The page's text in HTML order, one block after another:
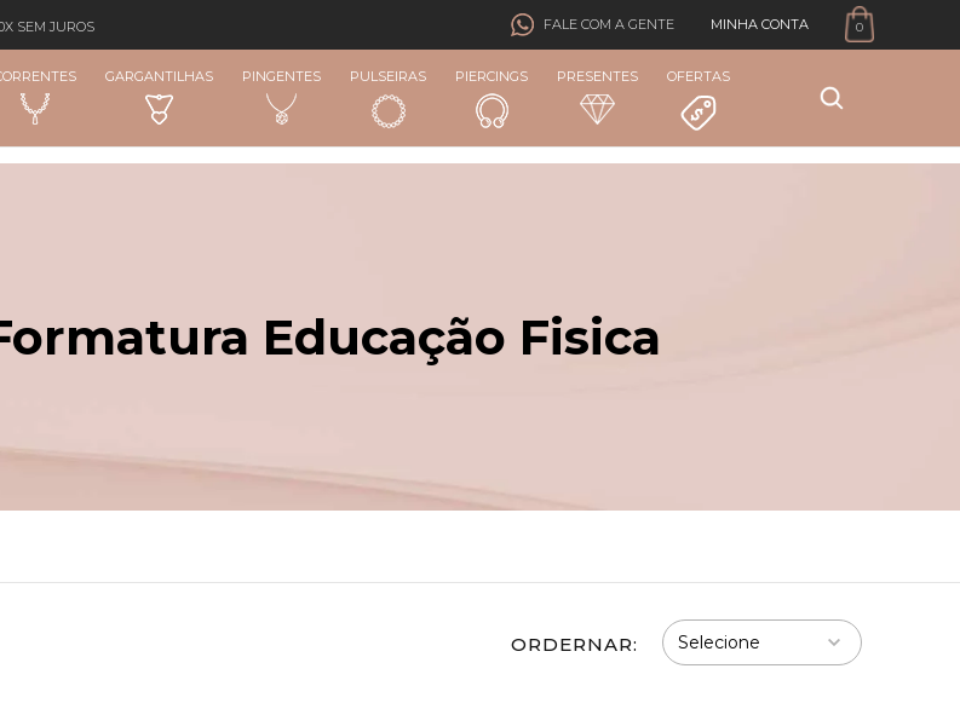
SEM JUROS FALE COM A GENTE MINHA CONTA 0
GARGANTILHAS PINGENTES PULSEIRAS PIERCINGS PRESENTES OFERTAS
Educação Fisica
ORDERNAR: